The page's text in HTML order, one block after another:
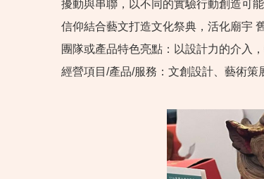
擾動與串聯，以不同的實驗行動創造可
信仰結合藝文打造文化祭典，活化廟宇
團隊或產品特色亮點：以設計力的介入
經營項目/產品/服務：文創設計、藝術策